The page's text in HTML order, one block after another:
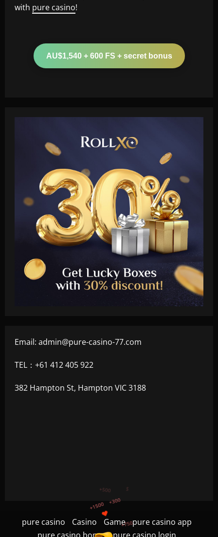
with pure casino!
AU$1,540 + 600 FS + secret bonus
Email: admin@pure-casino-77.com
TEL：+61 412 405 922
382 Hampton St, Hampton VIC 3188
pure casino Casino Game
pure casino app
pure casino bonus
pure casino login
+500
+750
$